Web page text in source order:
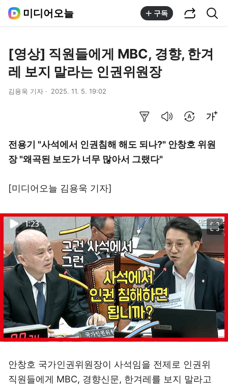
미디어오늘 구독
[영상] 직원들에게 MBC, 경향, 한겨
레 보지 말라는 인권위원장
김용욱 기자 2025. 11. 5. 19:02
전용기 "사석에서 인권침해 해도 되나?" 안창호 위원
장 "왜곡된 보도가 너무 많아서 그랬다"
[미디어오늘 김용욱 기자]
안창호 국가인권위원장이 사석임을 전제로 인권위
직원들에게 MBC, 경향신문, 한겨레를 보지 말라고